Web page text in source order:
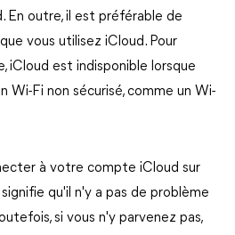
En outre, il est préférable de
vous utilisez iCloud. Pour
iCloud est indisponible lorsque
Wi-Fi non sécurisé, comme un Wi-
à votre compte iCloud sur
qu'il n'y a pas de problème
si vous n'y parvenez pas,